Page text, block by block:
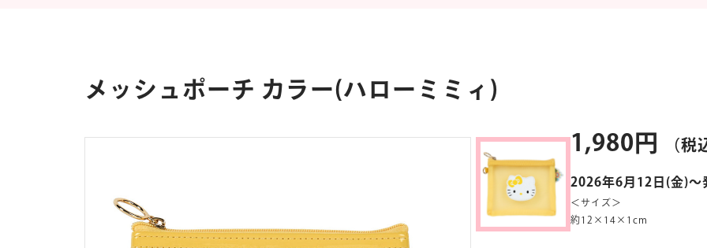
よくあるご質問
メッシュポーチ カラー(ハローミミィ)
1,980円 （税
2026年6月12日(金)～
＜サイズ＞
約12×14×1cm